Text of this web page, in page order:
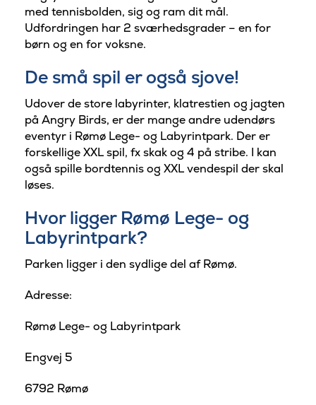
med tennisbolden, sig og ram dit mål.
Udfordringen har 2 sværhedsgrader – en for
børn og en for voksne.
De små spil er også sjove!
Udover de store labyrinter, klatrestien og jagten
på Angry Birds, er der mange andre udendørs
eventyr i Rømø Lege- og Labyrintpark. Der er
forskellige XXL spil, fx skak og 4 på stribe. I kan
også spille bordtennis og XXL vendespil der skal
løses.
​​Hvor ligger Rømø Lege- og
Labyrintpark?
Parken ligger i den sydlige del af Rømø.
Adresse:
Rømø Lege- og Labyrintpark
Engvej 5
6792 Rømø